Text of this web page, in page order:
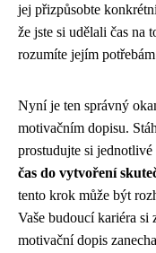
jej přizpůsobte
že jste si udělali čas na
rozumíte jejím
Nyní je ten správný
motivačním dopisu.
prostudujte si jednotlivé
čas do vytvoření
tento krok může být
Vaše budoucí kariéra si
motivační dopis